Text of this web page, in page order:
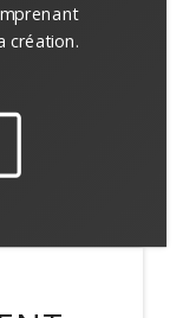
création.